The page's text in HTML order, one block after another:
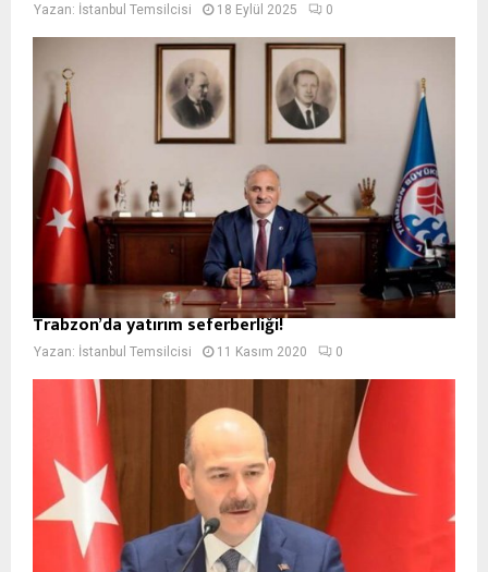
Yazan: İstanbul Temsilcisi 18 Eylül 2025 0
Trabzon’da yatırım seferberliği!
Yazan: İstanbul Temsilcisi 11 Kasım 2020 0